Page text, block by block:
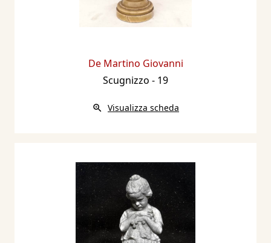
De Martino Giovanni
Scugnizzo - 19
Visualizza scheda